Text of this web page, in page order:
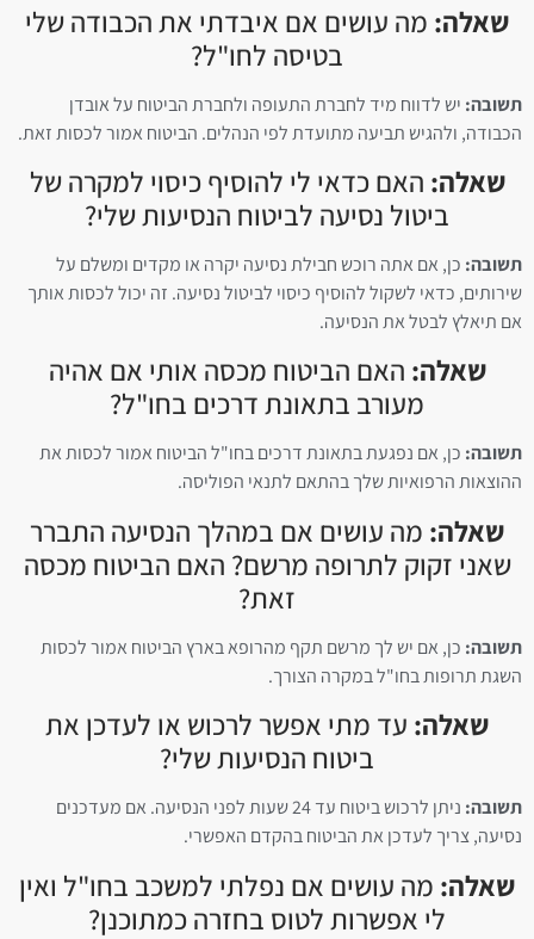
שאלה: מה עושים אם איבדתי את הכבודה שלי
בטיסה לחו"ל?
תשובה: יש לדווח מיד לחברת התעופה ולחברת הביטוח על אובדן
הכבודה, ולהגיש תביעה מתועדת לפי הנהלים. הביטוח אמור לכסות זאת.
שאלה: האם כדאי לי להוסיף כיסוי למקרה של
ביטול נסיעה לביטוח הנסיעות שלי?
תשובה: כן, אם אתה רוכש חבילת נסיעה יקרה או מקדים ומשלם על
שירותים, כדאי לשקול להוסיף כיסוי לביטול נסיעה. זה יכול לכסות אותך
אם תיאלץ לבטל את הנסיעה.
שאלה: האם הביטוח מכסה אותי אם אהיה
מעורב בתאונת דרכים בחו"ל?
תשובה: כן, אם נפגעת בתאונת דרכים בחו"ל הביטוח אמור לכסות את
ההוצאות הרפואיות שלך בהתאם לתנאי הפוליסה.
שאלה: מה עושים אם במהלך הנסיעה התברר
שאני זקוק לתרופה מרשם? האם הביטוח מכסה
זאת?
תשובה: כן, אם יש לך מרשם תקף מהרופא בארץ הביטוח אמור לכסות
השגת תרופות בחו"ל במקרה הצורך.
שאלה: עד מתי אפשר לרכוש או לעדכן את
ביטוח הנסיעות שלי?
תשובה:
ניתן לרכוש ביטוח עד 24 שעות לפני הנסיעה. אם מעדכנים
נסיעה, צריך לעדכן את הביטוח בהקדם האפשרי.
שאלה: מה עושים אם נפלתי למשכב בחו"ל ואין
לי אפשרות לטוס בחזרה כמתוכנן?